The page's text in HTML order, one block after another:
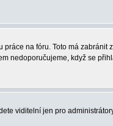
práce na fóru. Toto má zabránit
nedoporučujeme, když se
viditelní jen pro